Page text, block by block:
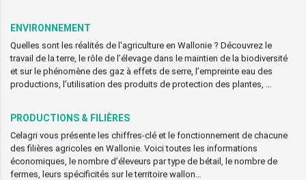
ENVIRONNEMENT
Quelles sont les réalités de l'agriculture en Wallonie ? Découvrez le
travail de la terre, le rôle de l’élevage dans le maintien de la biodiversité
et sur le phénomène des gaz à effets de serre, l’empreinte eau des
productions, l’utilisation des produits de protection des plantes, …
PRODUCTIONS & FILIÈRES
Celagri vous présente les chiffres-clé et le fonctionnement de chacune
des filières agricoles en Wallonie. Voici toutes les informations
économiques, le nombre d’éleveurs par type de bétail, le nombre de
fermes, leurs spécificités sur le territoire wallon…